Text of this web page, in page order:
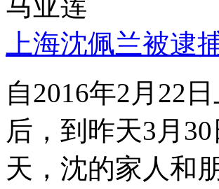
上海沈佩兰被逮
自2016年2月22
后，到昨天3月
天，沈的家人和